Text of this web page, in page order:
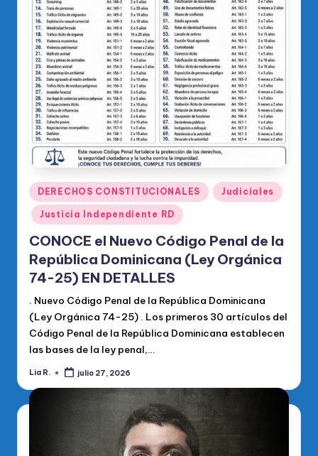
Publicado
en
DERECHOS CONSTITUCIONALES Judiciales
Justicia Independiente RD
CONOCE el Nuevo Código Penal de la
República Dominicana (Ley Orgánica
74-25) EN DETALLES
. Nuevo Código Penal de la República Dominicana
(Ley Orgánica 74-25) . Los primeros 30 artículos del
Código Penal de la República Dominicana establecen
las bases de la ley penal,…
Publicado
Lia R. julio 27, 2026